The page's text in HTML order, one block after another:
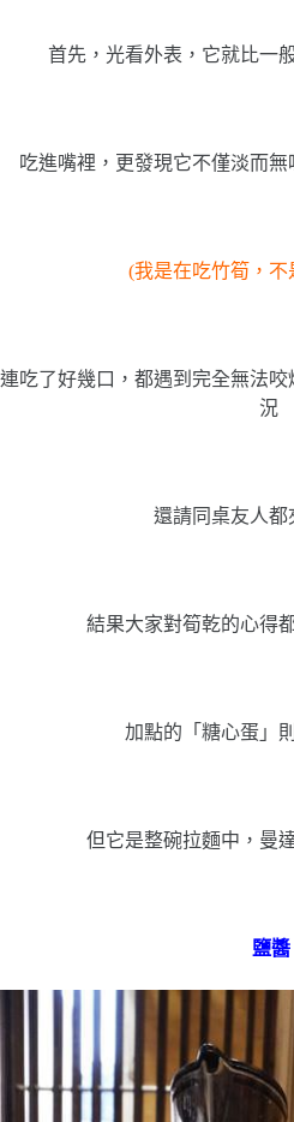
首先，光看外表，它就比一
吃進嘴裡，更發現它不僅淡而
(我是在吃竹筍，不
連吃了好幾口，都遇到完全無法
況
還請同桌友人都
結果大家對筍乾的心得
加點的「糖心蛋」
但它是整碗拉麵中，曼
鹽醬